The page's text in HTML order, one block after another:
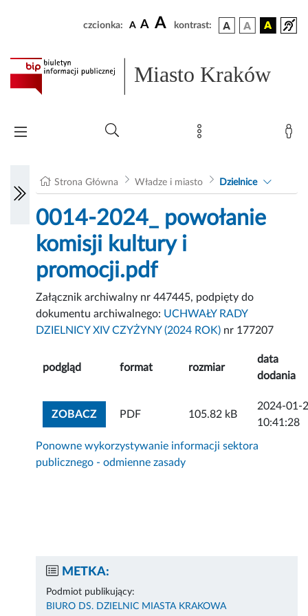
czcionka: A A A kontrast:
Miasto Kraków
Strona Główna Władze i miasto Dzielnice
0014-2024_ powołanie
komisji kultury i
promocji.pdf
Załącznik archiwalny nr 447445, podpięty do
dokumentu archiwalnego: UCHWAŁY RADY
DZIELNICY XIV CZYŻYNY (2024 ROK) nr 177207
podgląd format rozmiar
data
dodania
ZOBACZZOBACZ ZAŁĄCZNIK
PDF 105.82 kB
2024-01-
10:41:28
Ponowne wykorzystywanie informacji sektora
publicznego - odmienne zasady
METKA:
Podmiot publikujący:
BIURO DS. DZIELNIC MIASTA KRAKOWA